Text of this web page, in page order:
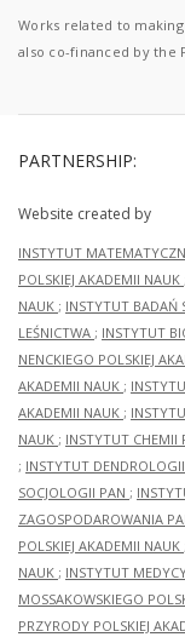
Works related to
also co-financed by the
PARTNERSHIP:
Website created by
INSTYTUT
POLSKIEJ AKADEMII NAUK
NAUK ; INSTYTUT BADAŃ
LEŚNICTWA ; INSTYTUT
NENCKIEGO POLSKIEJ
AKADEMII NAUK ;
AKADEMII NAUK ;
NAUK ; INSTYTUT CHEMII
; INSTYTUT
SOCJOLOGII PAN ;
ZAGOSPODAROWANIA
POLSKIEJ AKADEMII NAUK
NAUK ; INSTYTUT
MOSSAKOWSKIEGO
PRZYRODY POLSKIEJ